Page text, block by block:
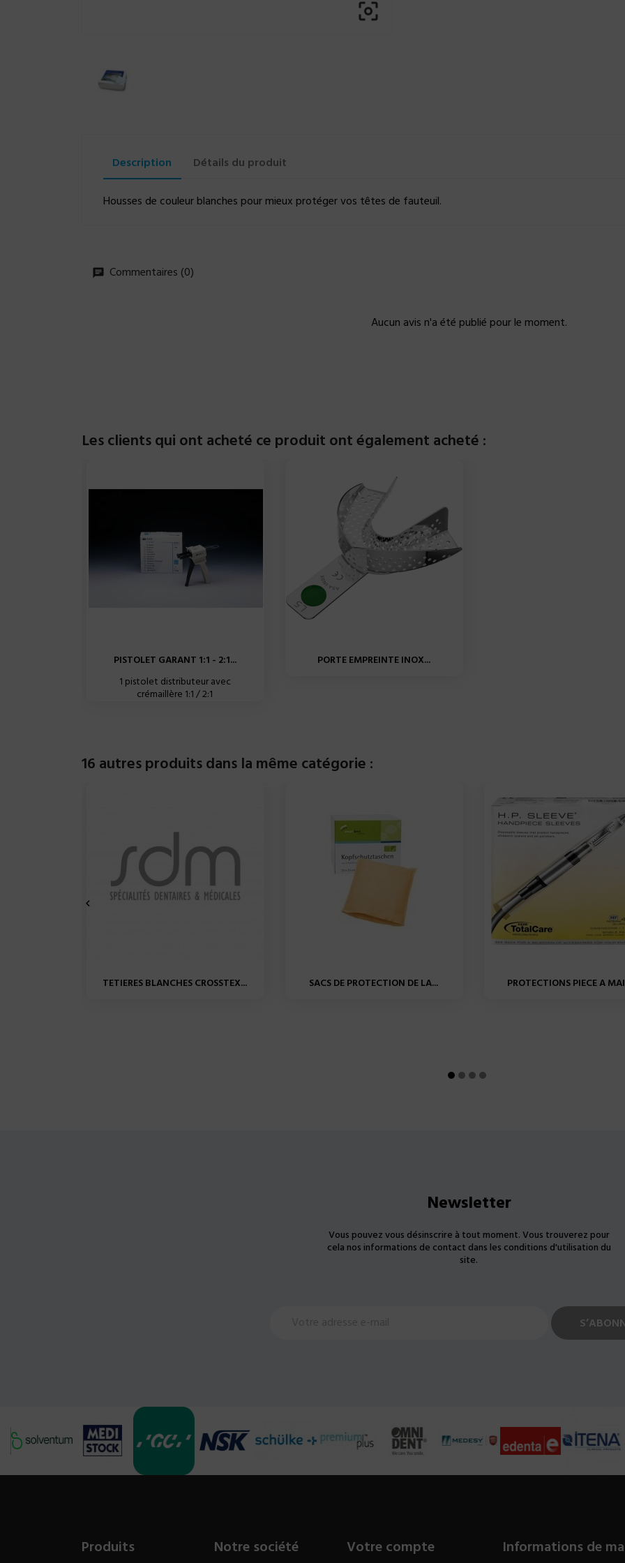

Description Détails du produit
Housses de couleur blanches pour mieux protéger vos têtes de fauteuil.
Commentaires (0)
Aucun avis n'a été publié pour le moment.
Les clients qui ont acheté ce produit ont également acheté :
PISTOLET GARANT 1:1 - 2:1...
1 pistolet distributeur avec
crémaillère 1:1 / 2:1
PORTE EMPREINTE INOX...
16 autres produits dans la même catégorie :
TETIERES BLANCHES CROSSTEX... SACS DE PROTECTION DE LA... PROTECTIONS PIECE A

Newsletter
Vous pouvez vous désinscrire à tout moment. Vous trouverez pour
cela nos informations de contact dans les conditions d'utilisation du
site.
Produits Notre société Votre compte Informations de